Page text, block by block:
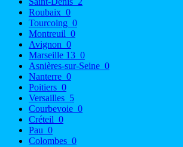
Roubaix 0
Tourcoing 0
Montreuil 0
Avignon 0
Marseille 13 0
Asnières-sur-Seine 0
Nanterre 0
Poitiers 0
Versailles 5
Courbevoie 0
Créteil 0
Pau 0
Colombes 0